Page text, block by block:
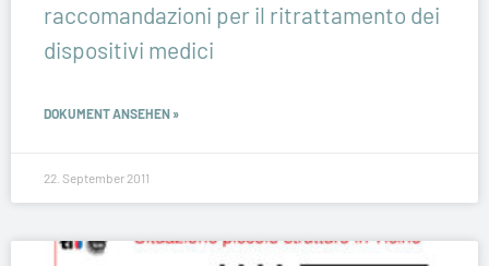
raccomandazioni per il ritrattamento dei
dispositivi medici
DOKUMENT ANSEHEN »
22. September 2011